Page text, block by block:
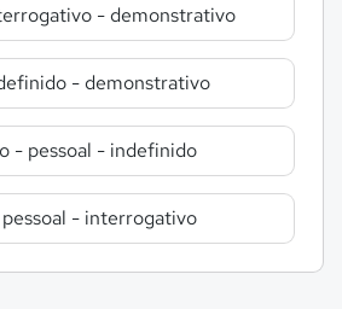
- demonstrativo
- demonstrativo
- pessoal - indefinido
- interrogativo